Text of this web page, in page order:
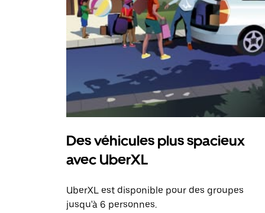
Des véhicules plus spacieux
avec UberXL
UberXL est disponible pour des groupes
jusqu'à 6 personnes.